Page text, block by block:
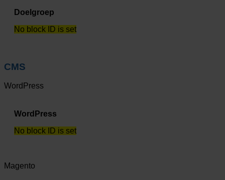
Doelgroep
No block ID is set
CMS
WordPress
WordPress
No block ID is set
Magento